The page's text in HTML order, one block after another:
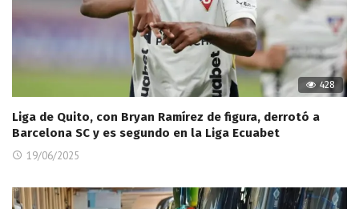
428
Liga de Quito, con Bryan Ramírez de figura, derrotó a
Barcelona SC y es segundo en la Liga Ecuabet
19/06/2025